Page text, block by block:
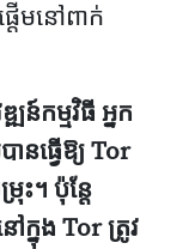
ើមនៅពាក់
ន៍កម្មវិធី អ្នក
នធ្វើឱ្យ Tor
ះ។ ប៉ុន្តែ
នុង Tor ត្រូវ